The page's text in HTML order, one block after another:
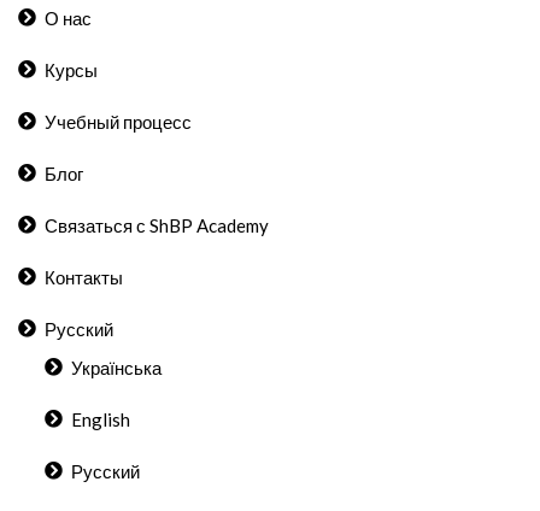
О нас
Курсы
Учебный процесс
Блог
Связаться с ShBP Academy
Контакты
Русский
Українська
English
Русский